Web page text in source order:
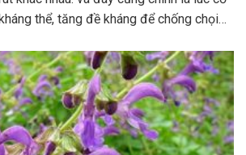
thể, tăng đề kháng để chống chọi